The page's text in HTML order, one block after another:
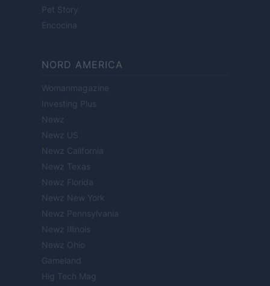
Pet Story
Encocina
NORD AMERICA
Womanmagazine
Investing Plus
Newz
Newz US
Newz California
Newz Texas
Newz Florida
Newz New York
Newz Pennsylvania
Newz Illinois
Newz Ohio
Gameland
Hig Tech Mag